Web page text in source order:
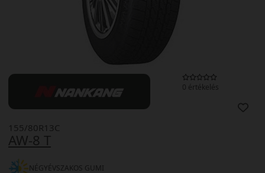
0 értékelés
AW-8 T
155/80R13C
NÉGYÉVSZAKOS GUMI